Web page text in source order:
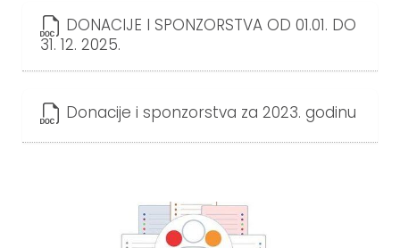
DONACIJE I SPONZORSTVA OD 01.01. DO
31. 12. 2025.
Donacije i sponzorstva za 2023. godinu